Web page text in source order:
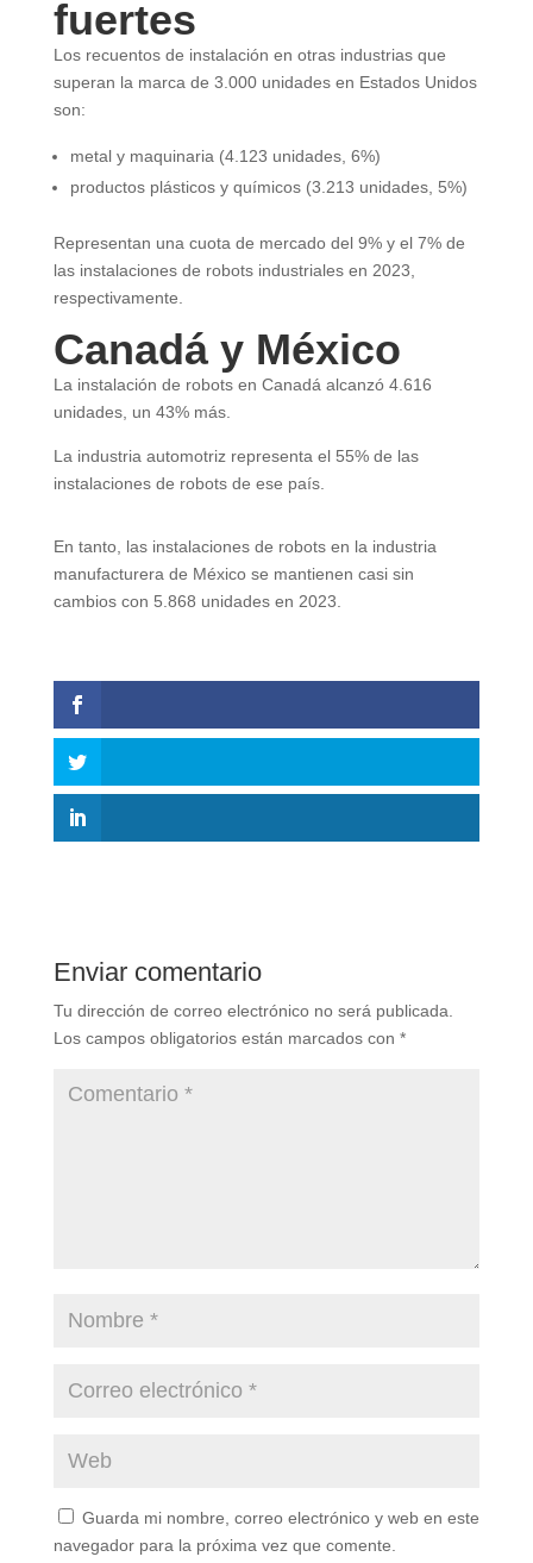
fuertes
Los recuentos de instalación en otras industrias que
superan la marca de 3.000 unidades en Estados Unidos
son:
metal y maquinaria (4.123 unidades, 6%)
productos plásticos y químicos (3.213 unidades, 5%)
Representan una cuota de mercado del 9% y el 7% de
las instalaciones de robots industriales en 2023,
respectivamente.
Canadá y México
La instalación de robots en Canadá alcanzó 4.616
unidades, un 43% más.
La industria automotriz representa el 55% de las
instalaciones de robots de ese país.
En tanto, las instalaciones de robots en la industria
manufacturera de México se mantienen casi sin
cambios con 5.868 unidades en 2023.
Enviar comentario
Tu dirección de correo electrónico no será publicada.
Los campos obligatorios están marcados con *
Guarda mi nombre, correo electrónico y web en este
navegador para la próxima vez que comente.